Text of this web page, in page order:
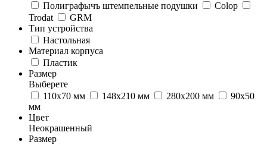
Полиграфычъ штемпельные подушки
Colop
Trodat
GRM
Тип устройства
Настольная
Материал корпуса
Пластик
Размер
Выберете
110х70 мм
148х210 мм 280x200 мм
90х50
мм
Цвет
Неокрашенный
Размер